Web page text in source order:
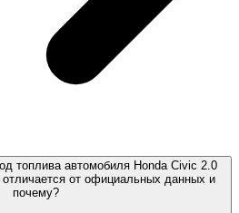
топлива автомобиля Honda Civic 2.0
от официальных данных и
почему?